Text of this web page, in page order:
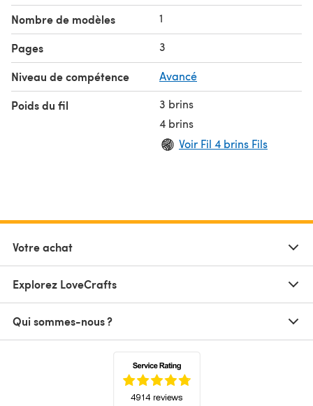
Nombre de modèles 1
Pages 3
Niveau de compétence Avancé
Poids du fil
3 brins
4 brins
Voir Fil 4 brins Fils
Votre achat
Explorez LoveCrafts
Qui sommes-nous ?